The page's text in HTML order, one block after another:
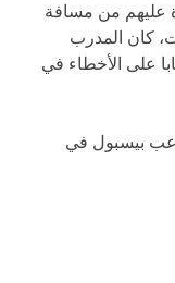
عليهم من مسافة
كان المدرب
على الأخطاء في
لاعب بيسبول في